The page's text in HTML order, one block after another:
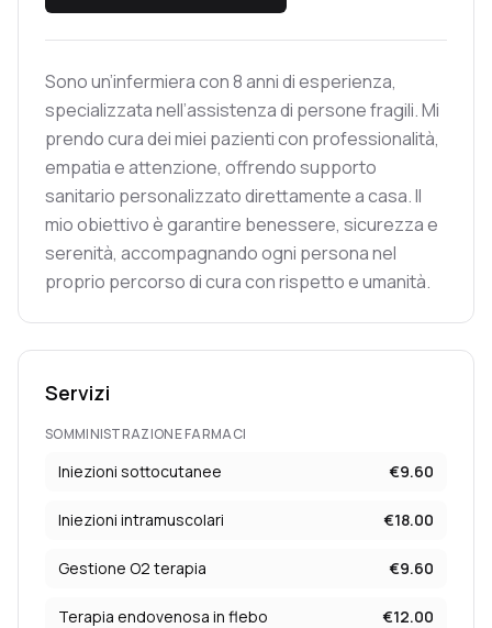
Sono un’infermiera con 8 anni di esperienza,
specializzata nell’assistenza di persone fragili. Mi
prendo cura dei miei pazienti con professionalità,
empatia e attenzione, offrendo supporto
sanitario personalizzato direttamente a casa. Il
mio obiettivo è garantire benessere, sicurezza e
serenità, accompagnando ogni persona nel
proprio percorso di cura con rispetto e umanità.
Servizi
SOMMINISTRAZIONE FARMACI
Iniezioni sottocutanee €9.60
Iniezioni intramuscolari €18.00
Gestione O2 terapia €9.60
Terapia endovenosa in flebo €12.00